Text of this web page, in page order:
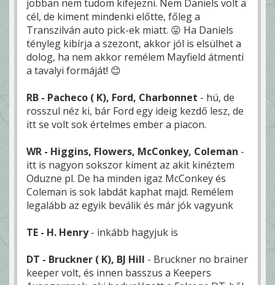
jobban nem tudom kifejezni. Nem Daniels volt a
cél, de kiment mindenki előtte, főleg a
Transzilván auto pick-ek miatt. 😛 Ha Daniels
tényleg kibírja a szezont, akkor jól is elsülhet a
dolog, ha nem akkor remélem Mayfield átmenti
a tavalyi formáját! 😊
RB - Pacheco ( K), Ford, Charbonnet - hú, de
rosszul néz ki, bár Ford egy ideig kezdő lesz, de
itt se volt sok értelmes ember a piacon.
WR - Higgins, Flowers, McConkey, Coleman -
itt is nagyon sokszor kiment az akit kinéztem
Oduzne pl. De ha minden igaz McConkey és
Coleman is sok labdát kaphat majd. Remélem
legalább az egyik beválik és már jók vagyunk
TE - H. Henry- inkább hagyjuk is
DT - Bruckner ( K), BJ Hill - Bruckner no brainer
keeper volt, és innen basszus a Keepers